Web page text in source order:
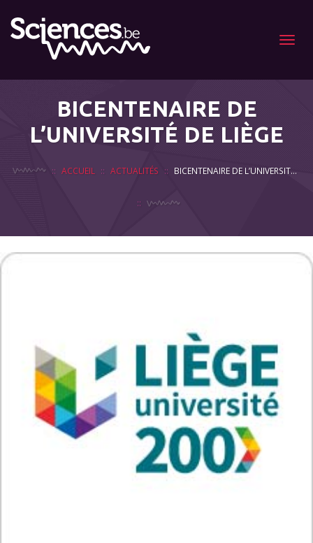
Menu
BICENTENAIRE DE
L’UNIVERSITÉ DE LIÈGE
ACCUEIL ACTUALITÉS BICENTENAIRE DE L’UNIVERSITÉ DE LIÈGE